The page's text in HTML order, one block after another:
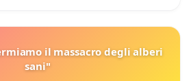
il massacro degli alberi
sani"